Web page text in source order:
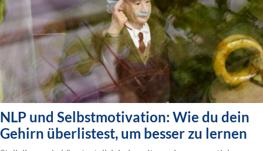
NLP und Selbstmotivation: Wie du dein
Gehirn überlistest, um besser zu lernen